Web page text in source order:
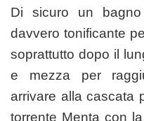
Di sicuro un
davvero tonificante
soprattutto dopo il
e mezza per
arrivare alla cascata
torrente Menta con